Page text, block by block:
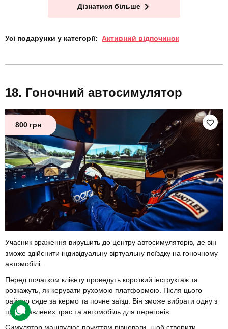
Дізнатися більше
Усі подарунки у категорії: Активний відпочинок
Гоночний автосимулятор
800 грн
Учасник враження вирушить до центру автосимуляторів, де він
зможе здійснити індивідуальну віртуальну поїздку на гоночному
автомобілі.
Перед початком клієнту проведуть короткий інструктаж та
розкажуть, як керувати рухомою платформою. Після цього
райдер сяде за кермо та почне заїзд. Він зможе вибрати одну з
представлених трас та автомобіль для перегонів.